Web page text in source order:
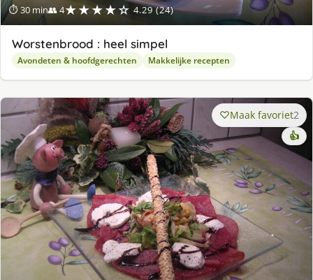
⏱ 30 min👥 4★★★★☆ 4.29 (24)
Worstenbrood : heel simpel
Avondeten & hoofdgerechten Makkelijke recepten
Maak favoriet2
👍